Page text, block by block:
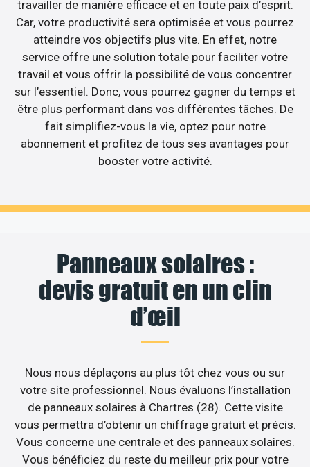
travailler de manière efficace et en toute paix d’esprit.
Car, votre productivité sera optimisée et vous pourrez
atteindre vos objectifs plus vite. En effet, notre
service offre une solution totale pour faciliter votre
travail et vous offrir la possibilité de vous concentrer
sur l’essentiel. Donc, vous pourrez gagner du temps et
être plus performant dans vos différentes tâches. De
fait simplifiez-vous la vie, optez pour notre
abonnement et profitez de tous ses avantages pour
booster votre activité.
Panneaux solaires :
devis gratuit en un clin
d’œil
Nous nous déplaçons au plus tôt chez vous ou sur
votre site professionnel. Nous évaluons l’installation
de panneaux solaires à Chartres (28). Cette visite
vous permettra d’obtenir un chiffrage gratuit et précis.
Vous concerne une centrale et des panneaux solaires.
Vous bénéficiez du reste du meilleur prix pour votre